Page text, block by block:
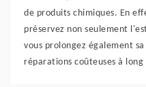
de produits chimiques. En
préservez non seulement
vous prolongez également
réparations coûteuses à